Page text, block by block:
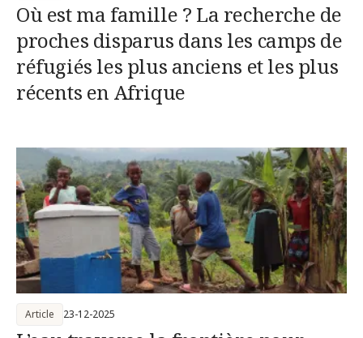
Où est ma famille ? La recherche de
proches disparus dans les camps de
réfugiés les plus anciens et les plus
récents en Afrique
Article 23-12-2025